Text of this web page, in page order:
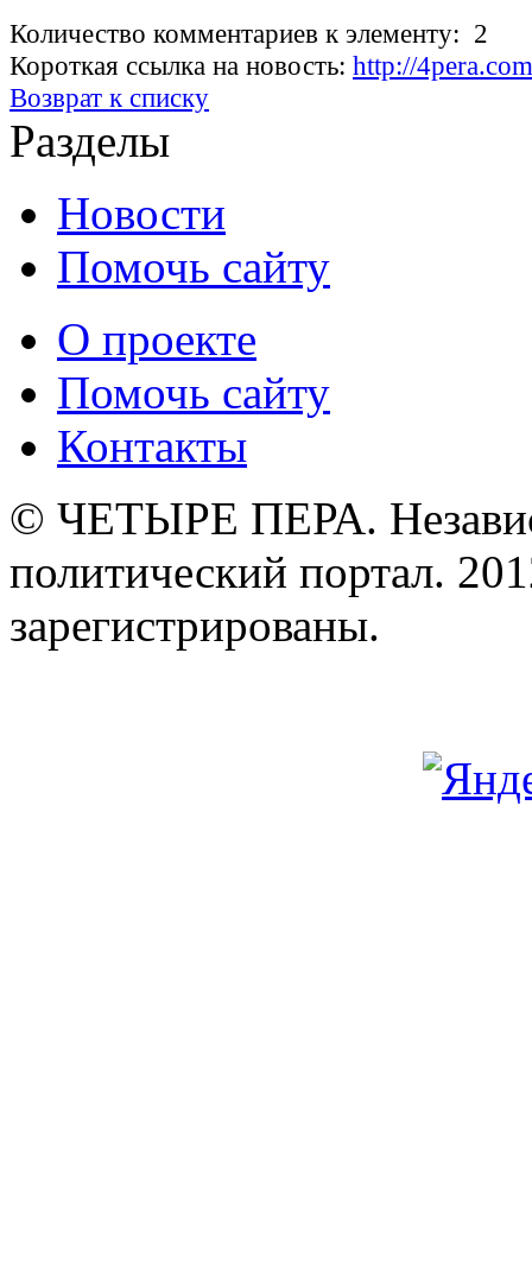
Количество комментариев к элементу: 2
Короткая ссылка на новость: http://
Возврат к списку
Разделы
Новости
Помочь сайту
О проекте
Помочь сайту
Контакты
© ЧЕТЫРЕ ПЕРА.
политический портал.
зарегистрированы.